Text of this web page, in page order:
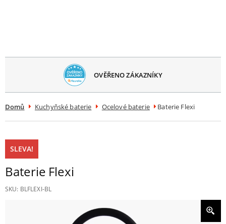
OVĚŘENO ZÁKAZNÍKY
Domů Kuchyňské baterie Ocelové baterie Baterie Flexi
Baterie Flexi
SLEVA!
SKU: BLFLEXI-BL